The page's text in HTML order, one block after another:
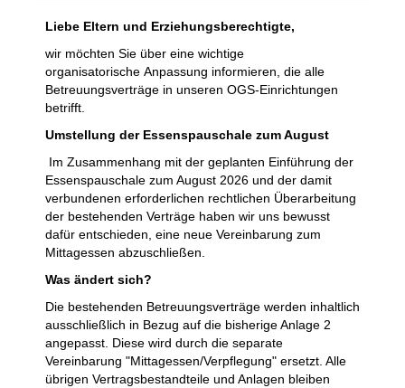
Liebe Eltern und Erziehungsberechtigte,
wir möchten Sie über eine wichtige
organisatorische Anpassung informieren, die alle
Betreuungsverträge in unseren OGS-Einrichtungen
betrifft.
Umstellung der Essenspauschale zum August
Im Zusammenhang mit der geplanten Einführung der
Essenspauschale zum August 2026 und der damit
verbundenen erforderlichen rechtlichen Überarbeitung
der bestehenden Verträge haben wir uns bewusst
dafür entschieden, eine neue Vereinbarung zum
Mittagessen abzuschließen.
Was ändert sich?
Die bestehenden Betreuungsverträge werden inhaltlich
ausschließlich in Bezug auf die bisherige Anlage 2
angepasst. Diese wird durch die separate
Vereinbarung "Mittagessen/Verpflegung" ersetzt. Alle
übrigen Vertragsbestandteile und Anlagen bleiben